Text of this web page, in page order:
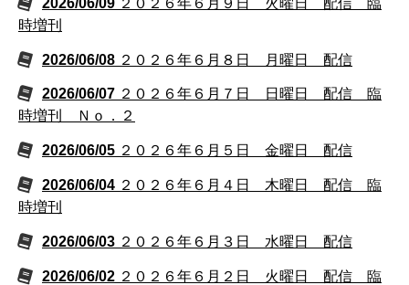
時増刊
2026/06/08 ２０２６年６月８日 月曜日 配信
2026/06/07 ２０２６年６月７日 日曜日 配信 臨
時増刊 Ｎｏ．２
2026/06/05 ２０２６年６月５日 金曜日 配信
2026/06/04 ２０２６年６月４日 木曜日 配信 臨
時増刊
2026/06/03 ２０２６年６月３日 水曜日 配信
2026/06/02 ２０２６年６月２日 火曜日 配信 臨